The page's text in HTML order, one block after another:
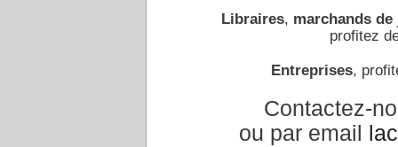
Libraires, marchands de
profitez
Entreprises,
Contactez-
ou par email